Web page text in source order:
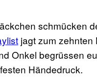
schmücken
jagt zum zehnten
Onkel begrüssen
Händedruck.